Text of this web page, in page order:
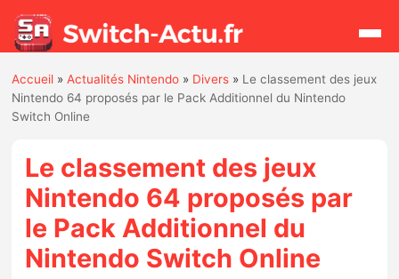
Rechercher
Actualités
Jeux
Hardware
Accueil »Actualités Nintendo » Divers » Le classement des jeux
Nintendo 64 proposés par le Pack Additionnel du Nintendo
Switch Online
Le classement des jeux
Nintendo 64 proposés par
le Pack Additionnel du
Nintendo Switch Online